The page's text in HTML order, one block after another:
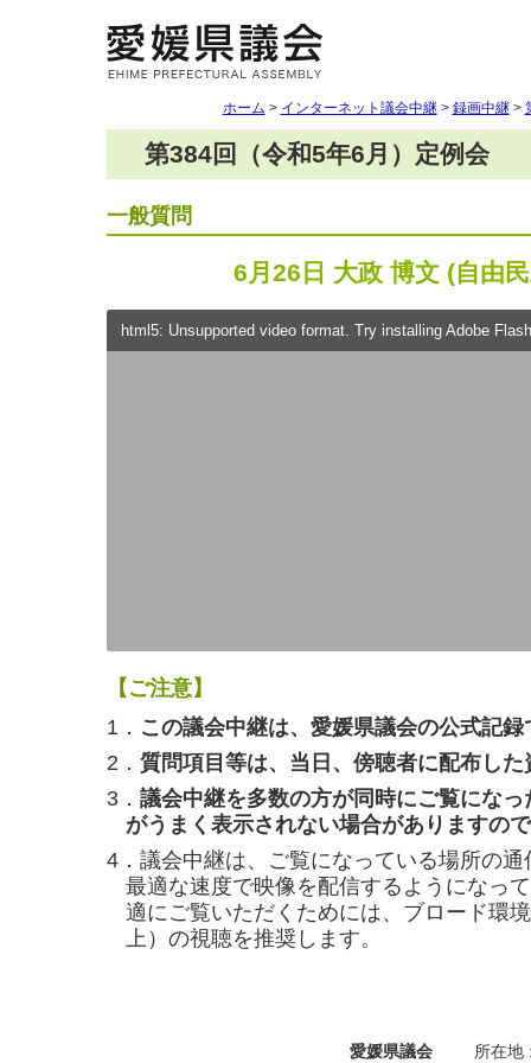
ホーム > インターネット議会中継> 録画中継>
第384回（令和5年6月）定例会
一般質問
6月26日 大政 博文 (自由
html5: Unsupported video format. Try installing Adobe
【ご注意】
1． この議会中継は、愛媛県議会の公式記
2． 質問項目等は、当日、傍聴者に配布した
3． 議会中継を多数の方が同時にご覧にな
がうまく表示されない場合がありますの
4．議会中継は、ご覧になっている場所の
最適な速度で映像を配信するようになっ
適にご覧いただくためには、ブロード環
上）の視聴を推奨します。
愛媛県議会
所在地